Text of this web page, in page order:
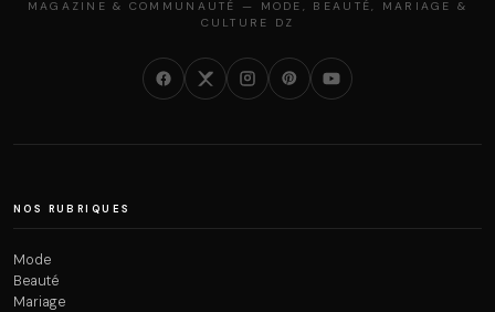
MAGAZINE & COMMUNAUTÉ — MODE, BEAUTÉ, MARIAGE &
CULTURE DZ
NOS RUBRIQUES
Mode
Beauté
Mariage